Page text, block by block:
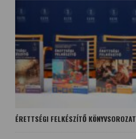
ÉRETTSÉGI FELKÉSZÍTŐ KÖNYVSOROZAT